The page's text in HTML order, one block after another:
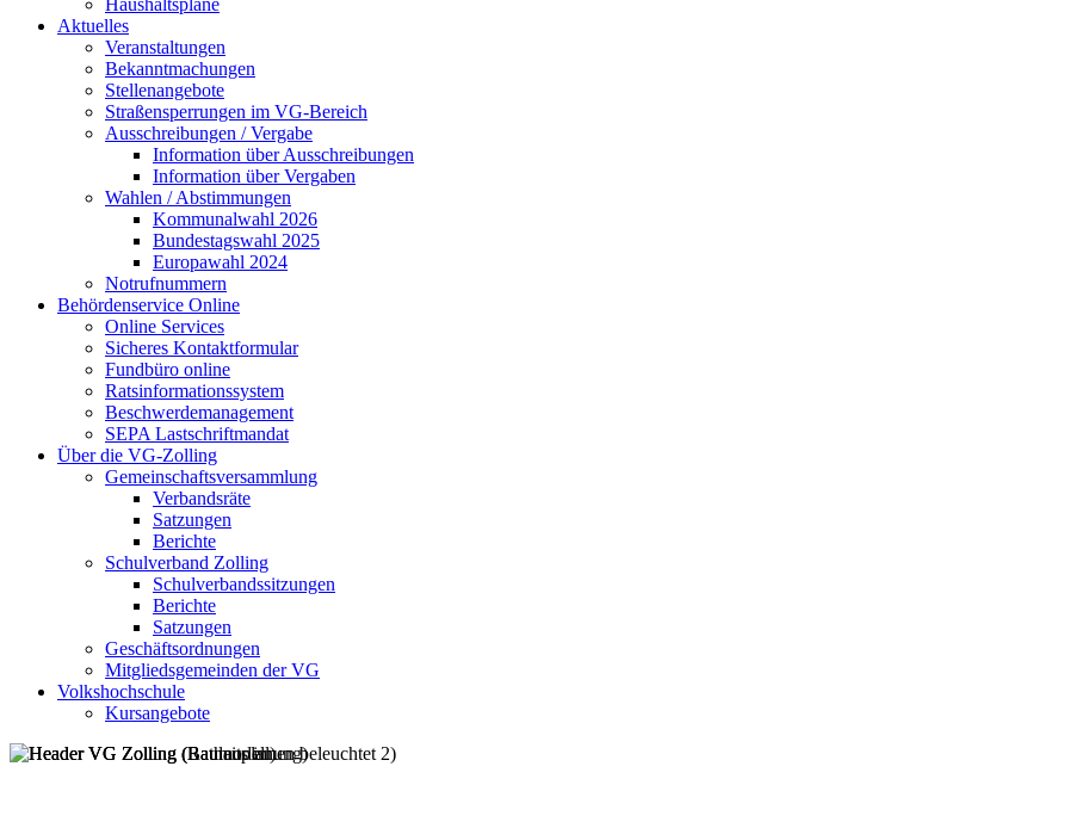
Haushaltspläne
Aktuelles
Veranstaltungen
Bekanntmachungen
Stellenangebote
Straßensperrungen im VG-Bereich
Ausschreibungen / Vergabe
Information über Ausschreibungen
Information über Vergaben
Wahlen / Abstimmungen
Kommunalwahl 2026
Bundestagswahl 2025
Europawahl 2024
Notrufnummern
Behördenservice Online
Online Services
Sicheres Kontaktformular
Fundbüro online
Ratsinformationssystem
Beschwerdemanagement
SEPA Lastschriftmandat
Über die VG-Zolling
Gemeinschaftsversammlung
Verbandsräte
Satzungen
Berichte
Schulverband Zolling
Schulverbandssitzungen
Berichte
Satzungen
Geschäftsordnungen
Mitgliedsgemeinden der VG
Volkshochschule
Kursangebote